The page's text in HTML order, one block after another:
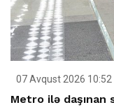
07 Avqust 2026 10:52
Metro ilə daşınan